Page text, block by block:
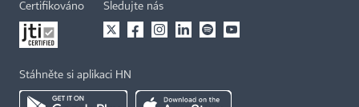
Certifikováno Sledujte nás
Stáhněte si aplikaci HN